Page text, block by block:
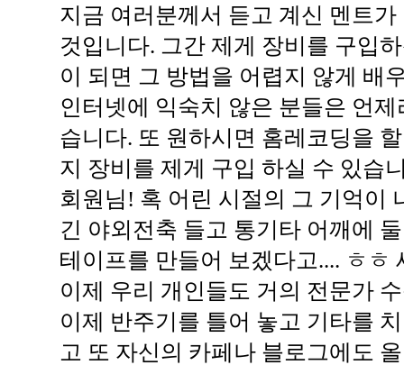
지금 여러분께서 듣고 계신 멘트
것입니다. 그간 제게 장비를 구입
이 되면 그 방법을 어렵지 않게 배
인터넷에 익숙치 않은 분들은 언
습니다. 또 원하시면 홈레코딩을
지 장비를 제게 구입 하실 수 있습
회원님! 혹 어린 시절의 그 기억이
긴 야외전축 들고 통기타 어깨에
테이프를 만들어 보겠다고.... ㅎㅎ
이제 우리 개인들도 거의 전문가
이제 반주기를 틀어 놓고 기타를
고 또 자신의 카페나 블로그에도